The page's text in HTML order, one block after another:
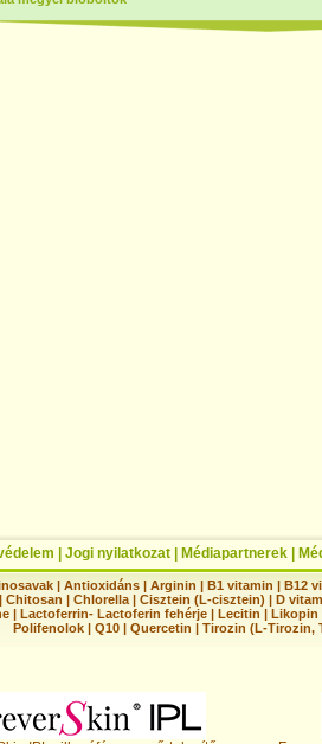
Jogi nyilatkozat Médiapartnerek
| Antioxidáns| Arginin | B1 vitamin | B12
| Chitosan | Chlorella | Cisztein (L-cisztein) | D
| Lactoferrin- Lactoferin fehérje | Lecitin | Likopin
Polifenolok| Q10| Quercetin | Tirozin (L-Tirozin,